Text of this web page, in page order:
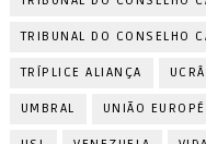
TRIBUNAL DO CONSELHO
TRÍPLICE ALIANÇA
UMBRAL UNIÃO